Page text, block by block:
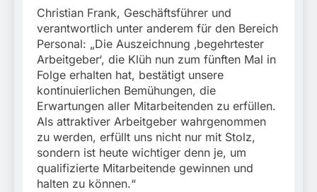
führt zur Sicherstellung
unversteuerter Zigaretten
und Einleitung eines
Steuerstrafverfahrens
Kraftfahrzeug über die
Grenze
eingereist/Bundespolizei
stellt Auto sicher
3. August 2026
Christian Frank, Geschäftsführer und
verantwortlich unter anderem für den Bereich
Personal: „Die Auszeichnung ‚begehrtester
Arbeitgeber‘, die Klüh nun zum fünften Mal in
Folge erhalten hat, bestätigt unsere
kontinuierlichen Bemühungen, die
Erwartungen aller Mitarbeitenden zu erfüllen.
Als attraktiver Arbeitgeber wahrgenommen
zu werden, erfüllt uns nicht nur mit Stolz,
sondern ist heute wichtiger denn je, um
qualifizierte Mitarbeitende gewinnen und
halten zu können.“